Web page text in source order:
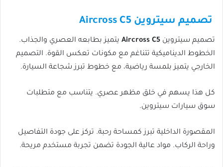
تصميم سيتروين Aircross C5
تصميم سيتروين Aircross C5 يتميز بطابعه العصري والجذاب.
الخطوط الديناميكية تتناغم مع مكونات تعكس القوة. التصميم
الخارجي يتميز بلمسة رياضية، مع خطوط تبرز شجاعة السيارة.
كل هذا يسهم في خلق مظهر عصري. يتناسب مع متطلبات
سوق سيارات سيتروين.
المقصورة الداخلية تبرز كمساحة رحبة. تركز على جودة التفاصيل
وراحة الركاب. مواد عالية الجودة تضمن تجربة مستخدم مريحة.